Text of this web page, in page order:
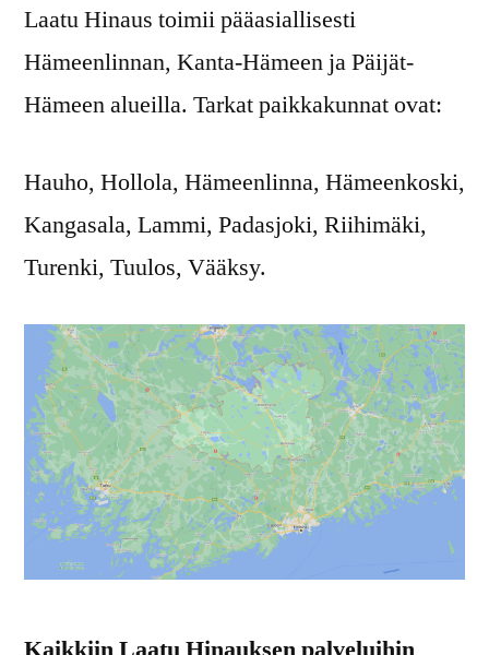
Laatu Hinaus toimii pääasiallisesti
Hämeenlinnan, Kanta-Hämeen ja Päijät-
Hämeen alueilla. Tarkat paikkakunnat ovat:
Hauho, Hollola, Hämeenlinna, Hämeenkoski,
Kangasala, Lammi, Padasjoki, Riihimäki,
Turenki, Tuulos, Vääksy.